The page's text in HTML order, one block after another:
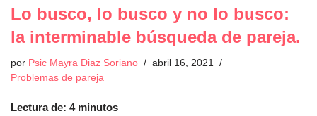
Lo busco, lo busco y no lo busco:
la interminable búsqueda de pareja.
por Psic Mayra Diaz Soriano
abril 16, 2021
Problemas de pareja
Lectura de: 4 minutos